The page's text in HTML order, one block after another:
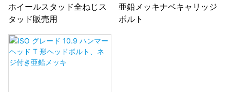
ホイールスタッド全ねじス
タッド販売用
亜鉛メッキナベキャリッジ
ボルト